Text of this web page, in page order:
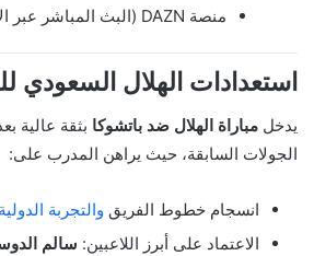
منصة DAZN (البث المباشر عبر الإنترنت).
استعدادات الهلال السعودي
يدخل مباراة الهلال ضد باتشوكا بثقة عالية
الجولات السابقة، حيث يراهن المدرب على:
انسجام خطوط الفريق والتجربة الدولية
الاعتماد على أبرز اللاعبين: سالم